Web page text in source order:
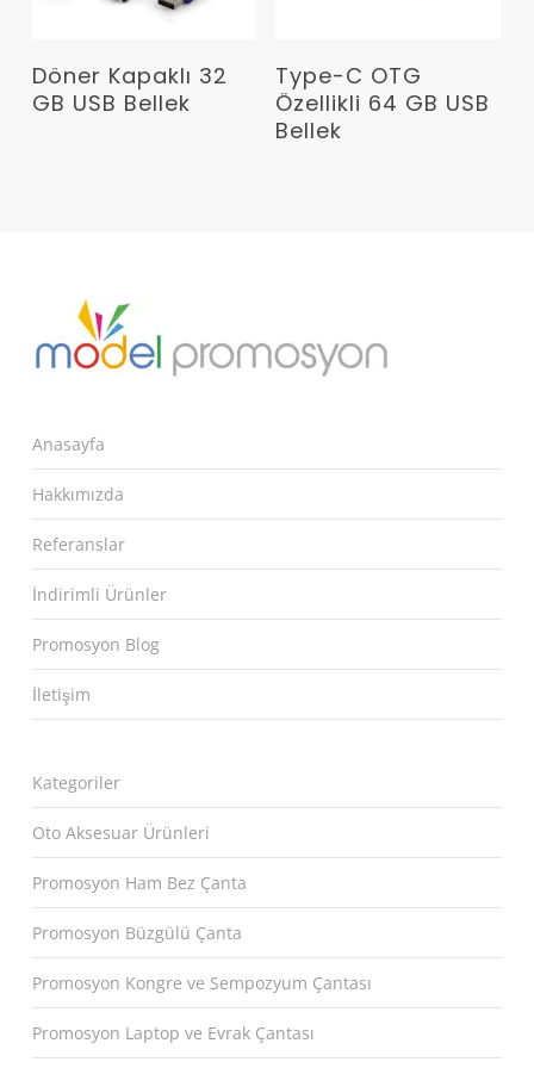
Devamını Oku
Döner Kapaklı 32
GB USB Bellek
Devamını Oku
Type-C OTG
Özellikli 64 GB USB
Bellek
Anasayfa
Hakkımızda
Referanslar
İndirimli Ürünler
Promosyon Blog
İletişim
Kategoriler
Oto Aksesuar Ürünleri
Promosyon Ham Bez Çanta
Promosyon Büzgülü Çanta
Promosyon Kongre ve Sempozyum Çantası
Promosyon Laptop ve Evrak Çantası